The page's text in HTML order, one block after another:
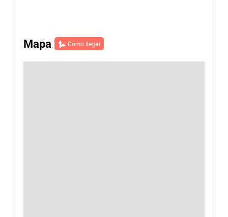
Mapa Cómo llegar